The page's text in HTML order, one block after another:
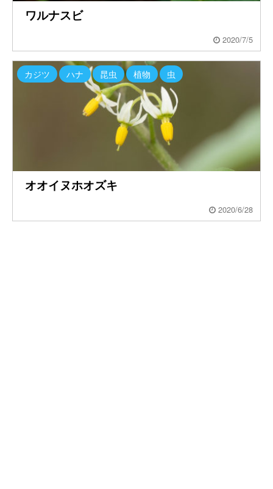
ワルナスビ
2020/7/5
カジツ ハナ 昆虫 植物 虫
オオイヌホオズキ
2020/6/28